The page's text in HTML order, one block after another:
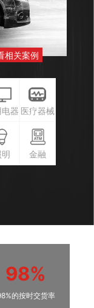
相关案例
器 医疗器械
明 金融
98%
的按时交货率